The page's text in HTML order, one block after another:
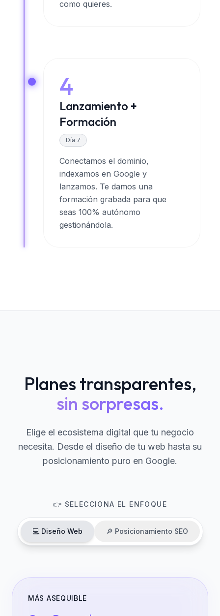
como quieres.
4
Lanzamiento +
Formación
Día 7
Conectamos el dominio,
indexamos en Google y
lanzamos. Te damos una
formación grabada para que
seas 100% autónomo
gestionándola.
Planes transparentes,
sin sorpresas.
Elige el ecosistema digital que tu negocio
necesita. Desde el diseño de tu web hasta su
posicionamiento puro en Google.
👉 SELECCIONA EL ENFOQUE
💻 Diseño Web 🔎 Posicionamiento SEO
MÁS ASEQUIBLE